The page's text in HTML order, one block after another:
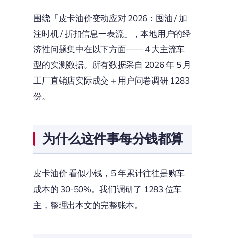
围绕「皮卡油价变动应对 2026：囤油 / 加
注时机 / 折扣信息一表流」，本地用户的经
济性问题集中在以下方面—— 4 大主流车
型的实测数据。所有数据采自 2026 年 5 月
工厂直销店实际成交 + 用户问卷调研 1283
份。
为什么这件事每分钱都算
皮卡油价 看似小钱，5 年累计往往是购车
成本的 30-50%。我们调研了 1283 位车
主，整理出本文的完整账本。